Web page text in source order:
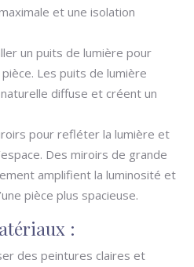
et une isolation
un puits de lumière pour
Les puits de lumière
diffuse et créent un
pour refléter la lumière et
Des miroirs de grande
amplifient la luminosité et
pièce plus spacieuse.
:
des peintures claires et